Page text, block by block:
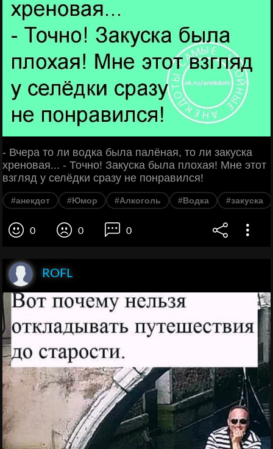
- Вчера то ли водка была палёная, то ли закуска
хреновая... - Точно! Закуска была плохая! Мне этот
взгляд у селёдки сразу не понравился!
#анекдот #Юмор #Алкоголь #Водка #закуска
0 0 0
ROFL